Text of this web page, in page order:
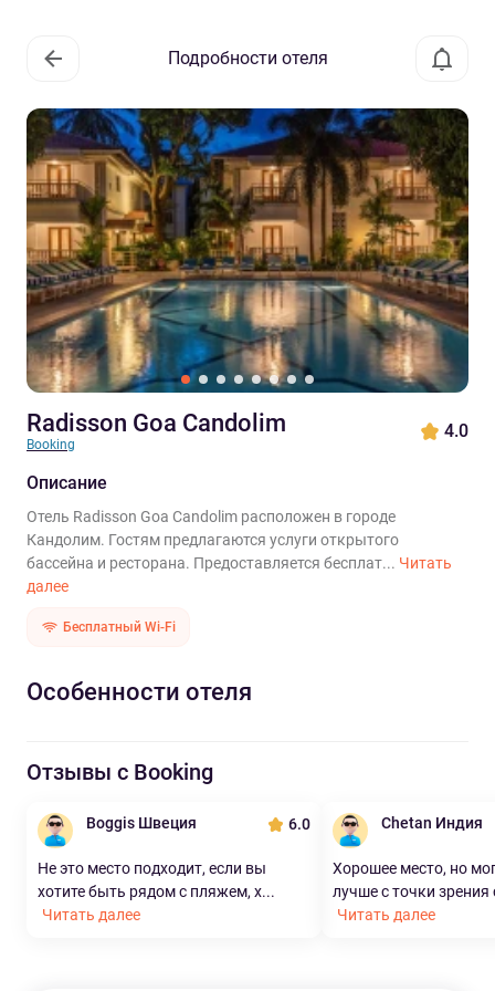
Подробности отеля
Radisson Goa Candolim
Booking
4.0
Описание
Отель Radisson Goa Candolim расположен в городе
Кандолим. Гостям предлагаются услуги открытого
бассейна и ресторана. Предоставляется бесплат... Читать
далее
Бесплатный Wi-Fi
Особенности отеля
Отзывы с Booking
Boggis Швеция 6.0
Не это место подходит, если вы
хотите быть рядом с пляжем, х...
Читать далее
Chetan Индия
Хорошее место, но
лучше с точки
Читать далее